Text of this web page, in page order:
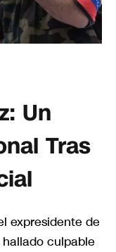
Un
Tras
expresidente de
hallado culpable